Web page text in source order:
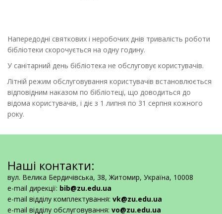
Напередодні святкових і неробочих днів тривалість роботи
бібліотеки скорочується на одну годину.
У санітарний день бібліотека не обслуговує користувачів.
Літній режим обслуговування користувачів встановлюється
відповідним наказом по бібліотеці, що доводиться до
відома користувачів, і діє з 1 липня по 31 серпня кожного
року.
Наші контакти:
вул. Велика Бердичівська, 38, Житомир, Україна, 10008
e-mail дирекції: bib@zu.edu.ua
e-mail відділу комплектування: vk@zu.edu.ua
e-mail відділу обслуговування: vo@zu.edu.ua